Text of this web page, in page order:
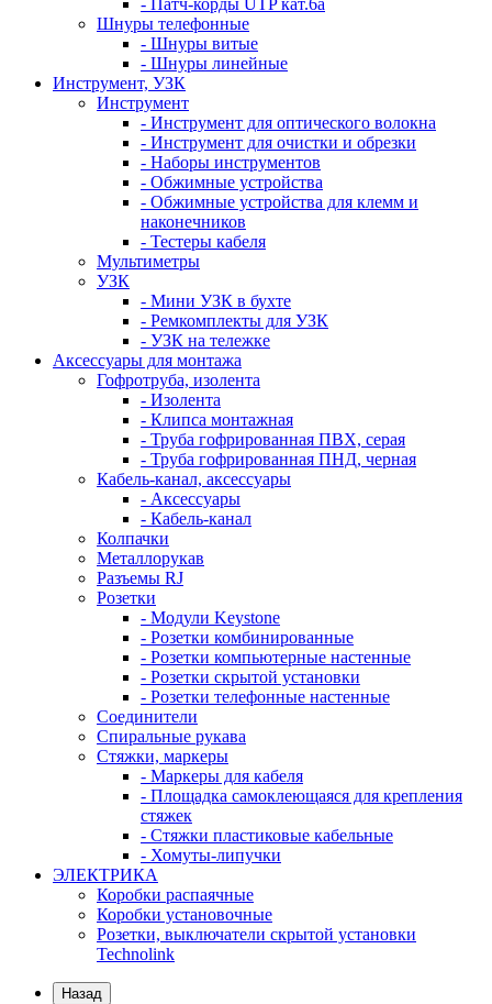
- Патч-корды UTP кат.6а
Шнуры телефонные
- Шнуры витые
- Шнуры линейные
Инструмент, УЗК
Инструмент
- Инструмент для оптического волокна
- Инструмент для очистки и обрезки
- Наборы инструментов
- Обжимные устройства
- Обжимные устройства для клемм и
наконечников
- Тестеры кабеля
Мультиметры
УЗК
- Мини УЗК в бухте
- Ремкомплекты для УЗК
- УЗК на тележке
Аксессуары для монтажа
Гофротруба, изолента
- Изолента
- Клипса монтажная
- Труба гофрированная ПВХ, серая
- Труба гофрированная ПНД, черная
Кабель-канал, аксессуары
- Аксессуары
- Кабель-канал
Колпачки
Металлорукав
Разъемы RJ
Розетки
- Модули Keystone
- Розетки комбинированные
- Розетки компьютерные настенные
- Розетки скрытой установки
- Розетки телефонные настенные
Соединители
Спиральные рукава
Стяжки, маркеры
- Маркеры для кабеля
- Площадка самоклеющаяся для крепления
стяжек
- Стяжки пластиковые кабельные
- Хомуты-липучки
ЭЛЕКТРИКА
Коробки распаячные
Коробки установочные
Розетки, выключатели скрытой установки
Technolink
Назад